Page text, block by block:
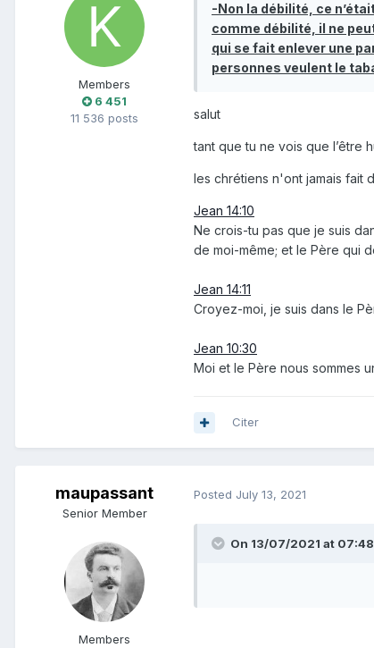
Members
6 451
11 536 posts
-Non la débilité, ce
comme débilité, il ne
qui se fait enlever une
personnes veulent le
salut
tant que tu ne vois que l’être
les chrétiens n'ont jamais fait
Jean 14:10
Ne crois-tu pas que je suis
de moi-même; et le Père qui
Jean 14:11
Croyez-moi , je suis dans le
Jean 10:30
Moi et le Père nous sommes
Citer
maupassant
Senior Member
Members
Posted July 13, 2021
On 13/07/2021 at 07:48,